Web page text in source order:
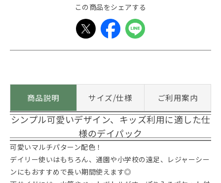
この商品をシェアする
商品説明 サイズ/仕様 ご利用案内
シンプル可愛いデザイン、キッズ利用に適した仕
様のデイパック
可愛いマルチパターン配色！
デイリー使いはもちろん、通園や小学校の遠足、レジャーシー
ンにもおすすめで長い期間使えます◎